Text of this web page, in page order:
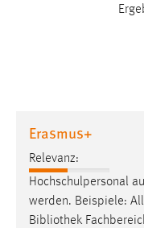
Erasmus+
Relevanz:
Hochschulpersonal
werden. Beispiele:
Bibliothek
Dieser Cookie
Name:
staticfilecache
Zweck:
Für performante